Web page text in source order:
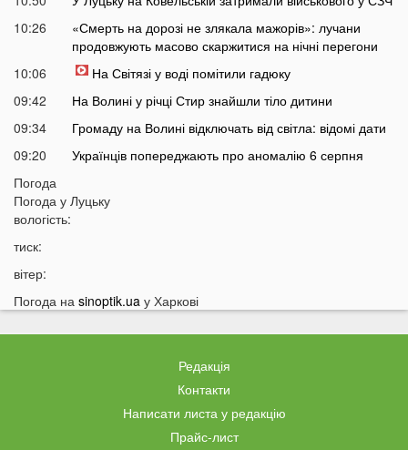
10:26
«Смерть на дорозі не злякала мажорів»: лучани
продовжують масово скаржитися на нічні перегони
10:06
На Світязі у воді помітили гадюку
09:42
На Волині у річці Стир знайшли тіло дитини
09:34
Громаду на Волині відключать від світла: відомі дати
09:20
Українців попереджають про аномалію 6 серпня
09:05
вважався зниклим безвісти
21:32
20:21
Ці продукти потрібно викинути через 48 годин: вони
можуть бути небезпечними
кого це стосується
Що категорично заборонено робити на Яблучний
Спас: повний перелік
Водіїв в Україні можуть оштрафувати на 1190 гривень
Погода
Погода у Луцьку
вологість:
тиск:
вітер:
Погода на sinoptik.ua у Харкові
Редакція
Контакти
Написати листа у редакцію
Прайс-лист